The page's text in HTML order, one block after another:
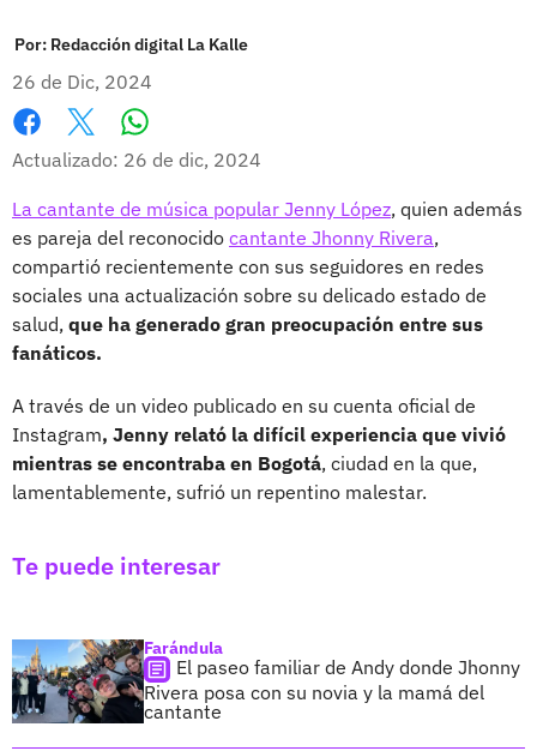
Por: Redacción digital La Kalle
26 de Dic, 2024
Facebook
X
Actualizado: 26 de dic, 2024
La cantante de música popular Jenny López, quien además
es pareja del reconocido cantante Jhonny Rivera,
compartió recientemente con sus seguidores en redes
sociales una actualización sobre su delicado estado de
salud, que ha generado gran preocupación entre sus
fanáticos.
A través de un video publicado en su cuenta oficial de
Instagram, Jenny relató la difícil experiencia que vivió
mientras se encontraba en Bogotá, ciudad en la que,
lamentablemente, sufrió un repentino malestar.
Te puede interesar
Farándula
El paseo familiar de Andy donde Jhonny
Rivera posa con su novia y la mamá del
cantante